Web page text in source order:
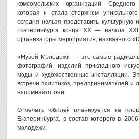
комсомольских организаций
которая и стала стержнем
сегодня нельзя представить
Екатеринбурга конца XX — начала
организаторы мероприятия, названного
«Музей Молодежи — это самые
фотографий, изделий прикладного
моды и художественные инсталляции.
встречи политиков, предпринимателей и
напоминают они.
Отмечать юбилей планируется на
Екатеринбурга, в состав которого в
молодежи.